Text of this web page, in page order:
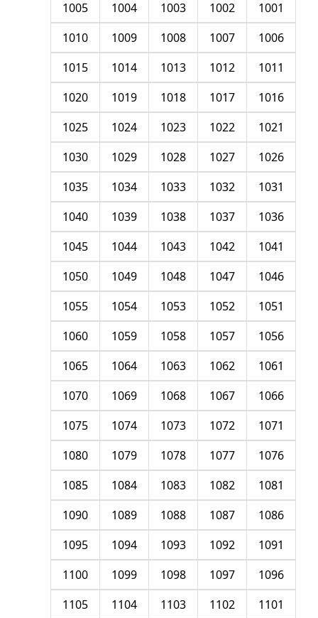
1001
1002
1003
1004
1005
1006
1007
1008
1009
1010
1011
1012
1013
1014
1015
1016
1017
1018
1019
1020
1021
1022
1023
1024
1025
1026
1027
1028
1029
1030
1031
1032
1033
1034
1035
1036
1037
1038
1039
1040
1041
1042
1043
1044
1045
1046
1047
1048
1049
1050
1051
1052
1053
1054
1055
1056
1057
1058
1059
1060
1061
1062
1063
1064
1065
1066
1067
1068
1069
1070
1071
1072
1073
1074
1075
1076
1077
1078
1079
1080
1081
1082
1083
1084
1085
1086
1087
1088
1089
1090
1091
1092
1093
1094
1095
1096
1097
1098
1099
1100
1101
1102
1103
1104
1105